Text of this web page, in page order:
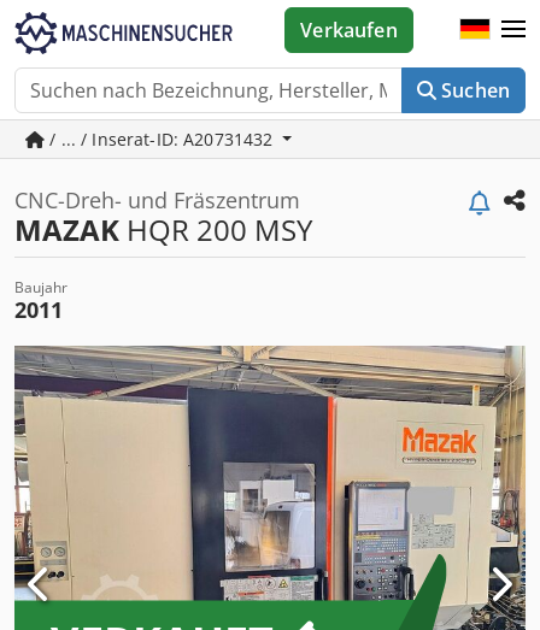
Suchen
Verkaufen
/ ... / Inserat-ID: A20731432
CNC-Dreh- und Fräszentrum
MAZAK HQR 200 MSY
Baujahr
2011